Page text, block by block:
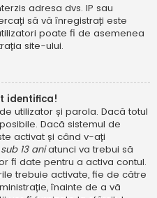
adresa dvs. IP sau
să vă înregistrați este
poate fi de asemenea
site-ului.
identifica!
utilizator și parola. Dacă totul
Dacă sistemul de
activat și când v-ați
13 aniatunci va trebui să
fi date pentru a activa contul.
trebuie activate, fie de către
înainte de a vă